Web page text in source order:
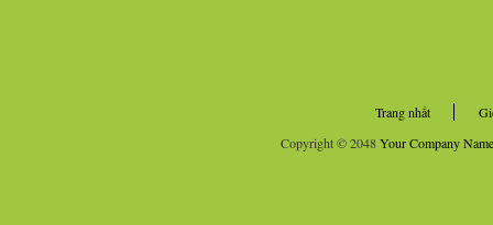
Trang nhất
Copyright © 2048Your Company Name